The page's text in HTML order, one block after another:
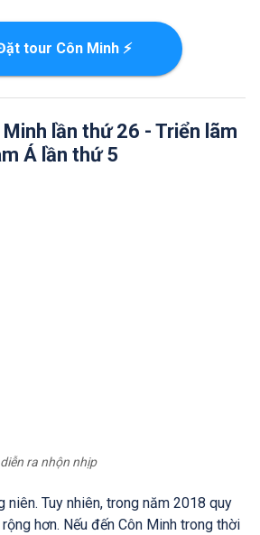
tour Côn Minh ⚡
lần thứ 26 - Triển lãm
Á lần thứ 5
ra nhộn nhịp
Tuy nhiên, trong năm 2018 quy
hơn. Nếu đến Côn Minh trong thời